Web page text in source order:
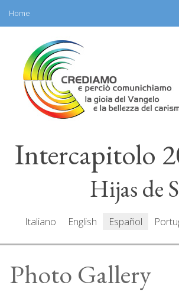
content
Home
Información
Programa
Participantes
Recursos
Intercapitolo
Hijas de
Italiano English Español